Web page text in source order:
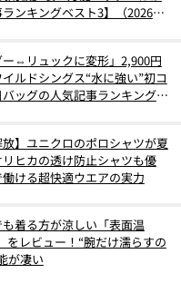
ランキングベスト3】（2026年
⇔リュックに変形」2,900円
ルドシングス“水に強い”初コ
ッグの人気記事ランキングベ
放】ユニクロのポロシャツが夏
ヒカの透け防止シャツも優
ける超快適ウエアの実力
も着る方が涼しい「表面温
レビュー！“腕だけ濡らすの
が凄い